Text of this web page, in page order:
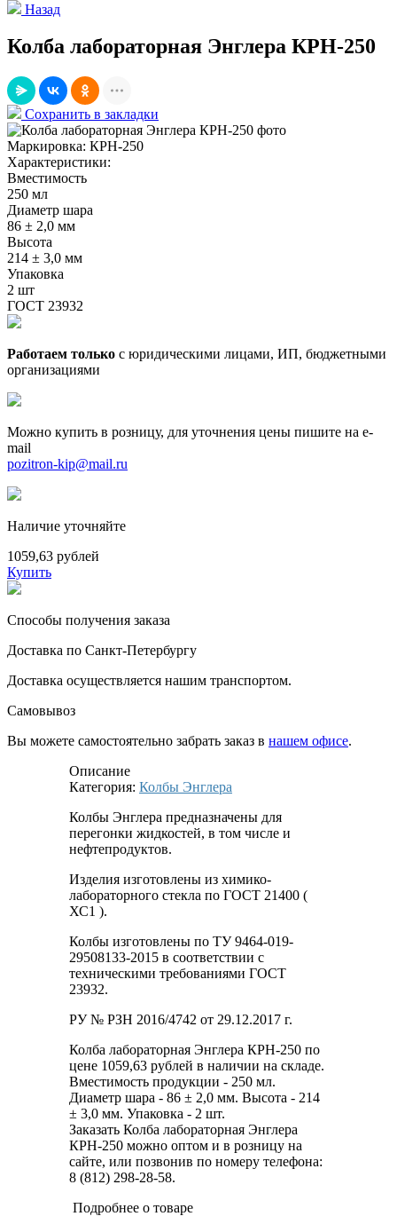
Назад
Колба лабораторная Энглера КРН-250
Сохранить в закладки
Маркировка: КРН-250
Характеристики:
Вместимость
250 мл
Диаметр шара
86 ± 2,0 мм
Высота
214 ± 3,0 мм
Упаковка
2 шт
ГОСТ 23932
Работаем только с юридическими лицами, ИП, бюджетными
организациями
Можно купить в розницу, для уточнения цены пишите на e-
mail
pozitron-kip@mail.ru
Наличие уточняйте
1059,63 рублей
Купить
Способы получения заказа
Доставка по Санкт-Петербургу
Доставка осуществляется нашим транспортом.
Самовывоз
Вы можете самостоятельно забрать заказ в нашем офисе.
Описание
Категория: Колбы Энглера
Колбы Энглера предназначены для
перегонки жидкостей, в том числе и
нефтепродуктов.
Изделия изготовлены из химико-
лабораторного стекла по ГОСТ 21400 (
ХС1 ).
Колбы изготовлены по ТУ 9464-019-
29508133-2015 в соответствии с
техническими требованиями ГОСТ
23932.
РУ № РЗН 2016/4742 от 29.12.2017 г.
Колба лабораторная Энглера КРН-250 по
цене 1059,63 рублей в наличии на складе.
Вместимость продукции - 250 мл.
Диаметр шара - 86 ± 2,0 мм. Высота - 214
± 3,0 мм. Упаковка - 2 шт.
Заказать Колба лабораторная Энглера
КРН-250 можно оптом и в розницу на
сайте, или позвонив по номеру телефона:
8 (812) 298-28-58.
Подробнее о товаре